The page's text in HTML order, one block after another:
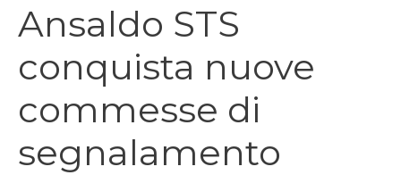
Ansaldo STS
conquista nuove
commesse di
segnalamento